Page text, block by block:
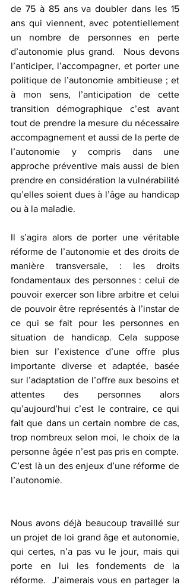
de 75 à 85 ans va doubler dans les 15
ans qui viennent, avec potentiellement
un nombre de personnes en perte
d’autonomie plus grand.  Nous devons
l’anticiper, l’accompagner, et porter une
politique de l’autonomie ambitieuse ; et
à mon sens, l’anticipation de cette
transition démographique c’est avant
tout de prendre la mesure du nécessaire
accompagnement et aussi de la perte de
l’autonomie y compris dans une
approche préventive mais aussi de bien
prendre en considération la vulnérabilité
qu’elles soient dues à l’âge au handicap
ou à la maladie.
Il s’agira alors de porter une véritable
réforme de l’autonomie et des droits de
manière transversale, : les droits
fondamentaux des personnes : celui de
pouvoir exercer son libre arbitre et celui
de pouvoir être représentés à l’instar de
ce qui se fait pour les personnes en
situation de handicap. Cela suppose
bien sur l’existence d’une offre plus
importante diverse et adaptée, basée
sur l’adaptation de l’offre aux besoins et
attentes des personnes alors
qu’aujourd’hui c’est le contraire, ce qui
fait que dans un certain nombre de cas,
trop nombreux selon moi, le choix de la
C’est là un des enjeux d’une réforme de
l’autonomie.
Nous avons déjà beaucoup travaillé sur
un projet de loi grand âge et autonomie,
qui certes, n’a pas vu le jour, mais qui
porte en lui les fondements de la
réforme.  J’aimerais vous en partager la